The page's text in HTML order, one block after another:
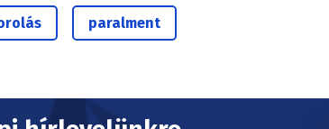
paralment